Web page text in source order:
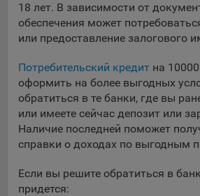
Технические настройки
Технические настройки хранят
используется для обеспечения
Компании, которой мы поручаем
данной цели:
Сервис хранения информации,
компанией, согласно договора
пом.44.
18 лет. В зависимости от
обеспечения может
или предоставление залогового
Потребительский кредит на
оформить на более выгодных
обратиться в те банки, где вы
или имеете сейчас депозит или
Наличие последней поможет
справки о доходах по выгодным
Если вы решите обратиться в
придется: